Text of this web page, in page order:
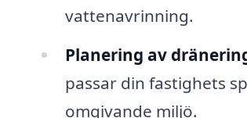
vattenavrinning.
Planering av
passar din fastighets
omgivande miljö.